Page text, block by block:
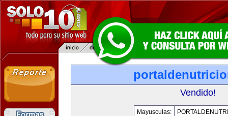
Vendido!
Mayusculas: